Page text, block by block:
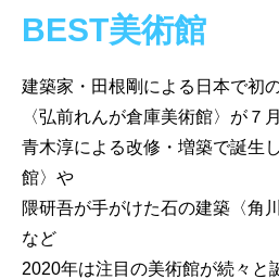
BEST美術館
建築家・田根剛による日本で初
〈弘前れんが倉庫美術館〉が７
青木淳による改修・増築で誕生
館〉や
隈研吾が手がけた石の建築〈角
など
2020年は注目の美術館が続々と